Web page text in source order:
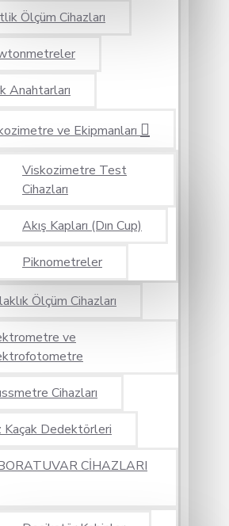
Ölçüm Cihazları
Anahtarları
ve Ekipmanları
Viskozimetre Test
Cihazları
Akış Kapları (Dın Cup)
Piknometreler
Ölçüm Cihazları
ve
Cihazları
Kaçak Dedektörleri
CİHAZLARI